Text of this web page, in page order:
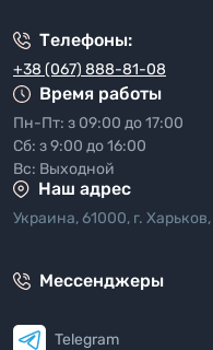
Телефоны:
+38 (067) 888-81-08
Время работы
Пн-Пт: з 09:00 до 17:00
Сб: з 9:00 до 16:00
Вс: Выходной
Наш адрес
Украина, 61000, г.
Мессенджеры
Telegram